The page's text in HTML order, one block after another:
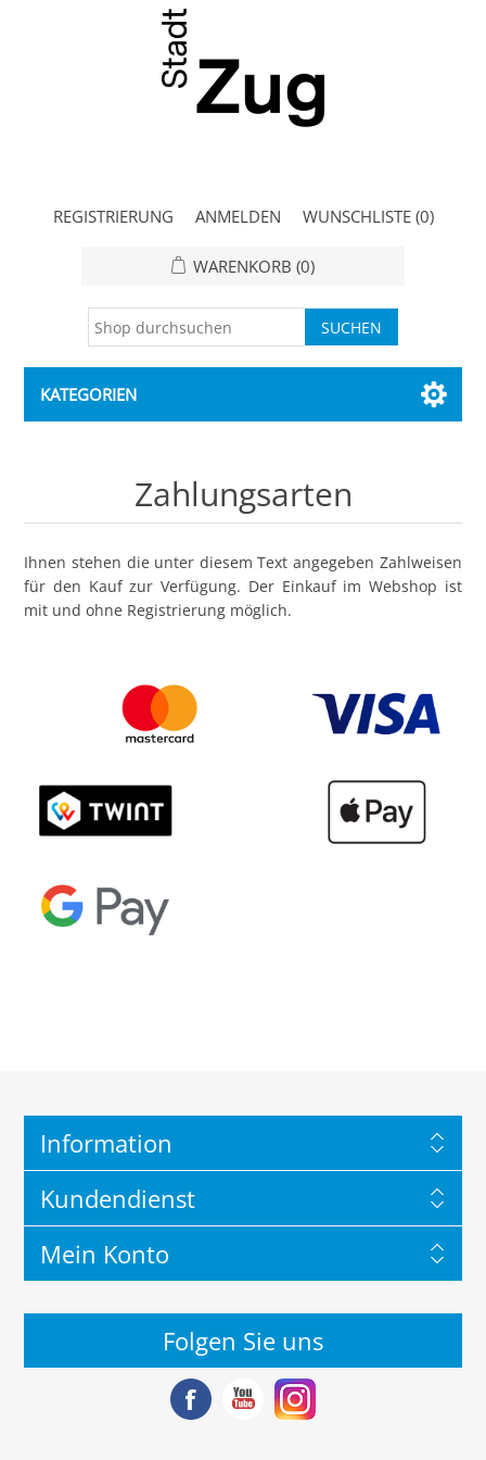
REGISTRIERUNG ANMELDEN WUNSCHLISTE (0)
WARENKORB (0)
KATEGORIEN
Zahlungsarten
Ihnen stehen die unter diesem Text angegeben Zahlweisen
für den Kauf zur Verfügung. Der Einkauf im Webshop ist
mit und ohne Registrierung möglich.
Information
Kundendienst
Mein Konto
Folgen Sie uns